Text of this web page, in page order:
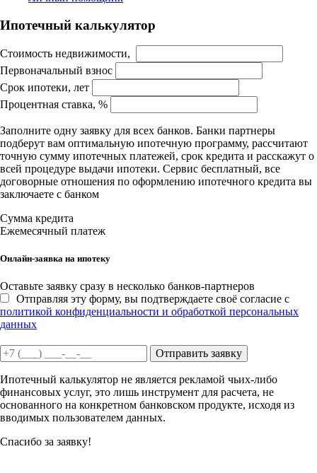
Ипотечный калькулятор
Стоимость недвижимости,
Первоначальный взнос
Срок ипотеки, лет
Процентная ставка, %
Заполните одну заявку для всех банков. Банки партнеры
подберут вам оптимальную ипотечную программу, рассчитают
точную сумму ипотечных платежей, срок кредита и расскажут о
всей процедуре выдачи ипотеки. Сервис бесплатный, все
договорные отношения по оформлению ипотечного кредита вы
заключаете с банком
Сумма кредита
Ежемесячный платеж
Онлайн-заявка на ипотеку
Оставьте заявку сразу в несколько банков-партнеров
Отправляя эту форму, вы подтверждаете своё согласие с
политикой конфиденциальности и обработкой персональных
данных
Отправить заявку
Ипотечный калькулятор не является рекламой чьих-либо
финансовых услуг, это лишь инструмент для расчета, не
основанного на конкретном банковском продукте, исходя из
вводимых пользователем данных.
Спасибо за заявку!